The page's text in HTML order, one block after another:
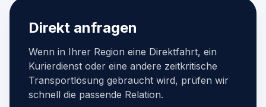
Direkt anfragen
Wenn in Ihrer Region eine Direktfahrt, ein
Kurierdienst oder eine andere zeitkritische
Transportlösung gebraucht wird, prüfen wir
schnell die passende Relation.